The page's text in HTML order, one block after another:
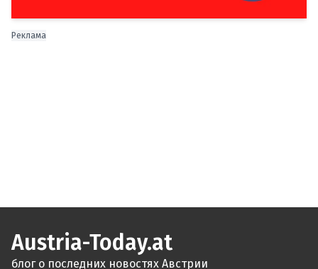
Реклама
Austria-Today.at
блог о последних новостях Австрии